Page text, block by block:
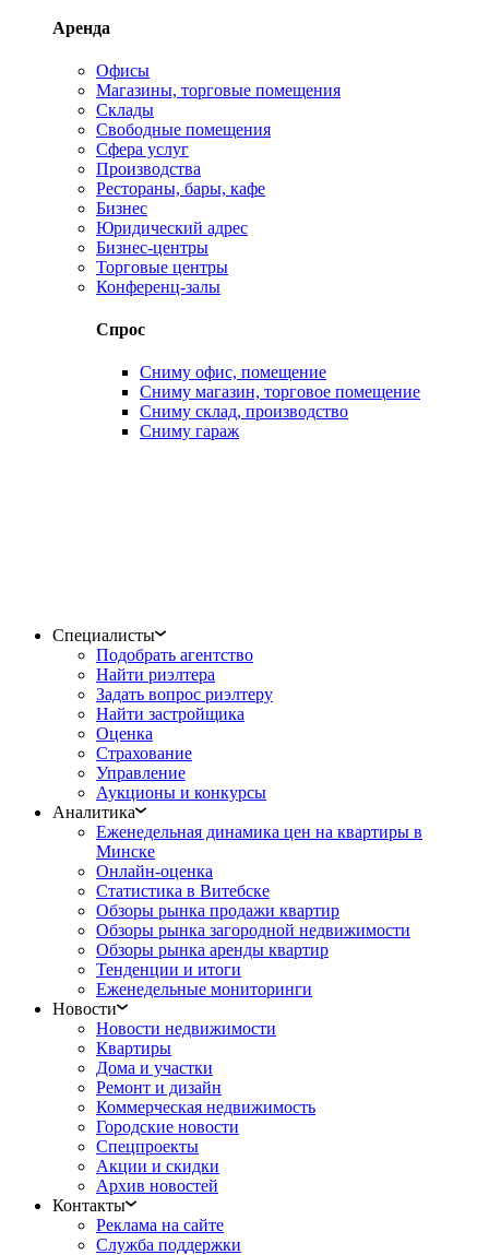
Аренда
Офисы
Магазины, торговые помещения
Склады
Свободные помещения
Сфера услуг
Производства
Рестораны, бары, кафе
Бизнес
Юридический адрес
Бизнес-центры
Торговые центры
Конференц-залы
Спрос
Сниму офис, помещение
Сниму магазин, торговое помещение
Сниму склад, производство
Сниму гараж
Специалисты
Подобрать агентство
Найти риэлтера
Задать вопрос риэлтеру
Найти застройщика
Оценка
Страхование
Управление
Аукционы и конкурсы
Аналитика
Еженедельная динамика цен на квартиры в
Минске
Онлайн-оценка
Статистика в Витебске
Обзоры рынка продажи квартир
Обзоры рынка загородной недвижимости
Обзоры рынка аренды квартир
Тенденции и итоги
Еженедельные мониторинги
Новости
Новости недвижимости
Квартиры
Дома и участки
Ремонт и дизайн
Коммерческая недвижимость
Городские новости
Спецпроекты
Акции и скидки
Архив новостей
Контакты
Реклама на сайте
Служба поддержки